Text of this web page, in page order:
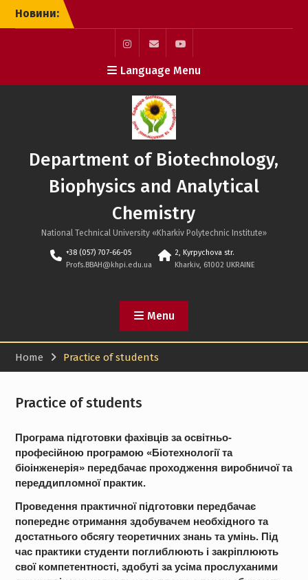
SkipНовини:
Instagram
Mail YouTube
Language Menu
Department of Biotechnology,
Biophysics and Analytical
Chemistry
National Technical University «Kharkiv Polytechnic Institute»
+38 (057) 707-66-05
Profs.BBAH@khpi.edu.ua
2, Kyrpychova str.
Kharkiv, 61002 UKRAINE
Menu
Home Practice of students
Practice of students
Програма підготовки фахівців за освітньо-
професійною програмою «Біотехнології та
біоінженерія» передбачає проходження виробничої та
переддипломної практик.
Проведення практичної підготовки передбачає
попереднє отримання здобувачем необхідного та
достатнього обсягу теоретичних знань та умінь. Під
час практики студенти поглиблюють і закріплюють
свої компетентності, здобуті за усіма прослуханими